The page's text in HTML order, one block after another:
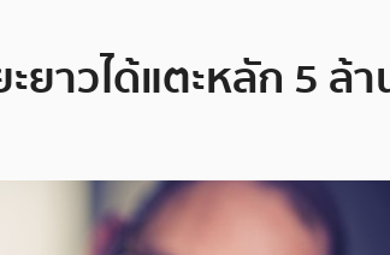
ยาวได้แตะหลัก 5 ล้